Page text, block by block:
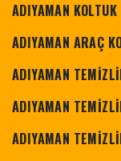
ADIYAMAN
ADIYAMAN ARAÇ
ADIYAMAN
ADIYAMAN
ADIYAMAN